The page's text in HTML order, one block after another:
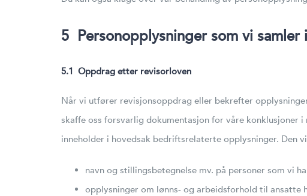
5 Personopplysninger som vi
5.1 Oppdrag etter revisorloven
Når vi utfører revisjonsoppdrag eller bekrefter
skaffe oss forsvarlig dokumentasjon for våre konklusjoner
inneholder i hovedsak bedriftsrelaterte opplysninger. Den
navn og stillingsbetegnelse mv. på personer som vi
opplysninger om lønns- og arbeidsforhold til ansatte